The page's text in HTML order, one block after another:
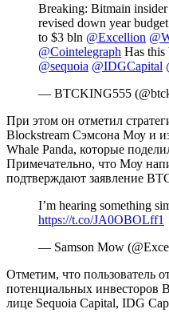
Breaking: Bitmain insider
revised down year
to $3 bln @Excellion
@Cointelegraph Has this
@sequoia @IDGCapital
— BTCKING555
При этом он отметил
Blockstream Сэмсона Моу и
Whale Panda, которые
Примечательно, что Моу
подтверждают заявление
I’m hearing something
https://t.co/JA0OBOLff1
— Samson Mow
Отметим, что пользователь
потенциальных инвесторов
лице Sequoia Capital, IDG